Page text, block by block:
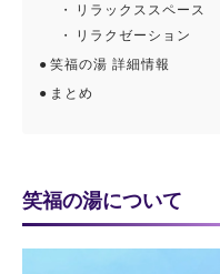
リラックススペース
リラクゼーション
笑福の湯 詳細情報
まとめ
笑福の湯について